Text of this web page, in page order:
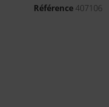
Référence407106